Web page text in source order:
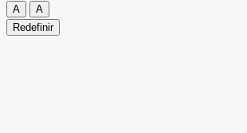
A
A
Redefinir